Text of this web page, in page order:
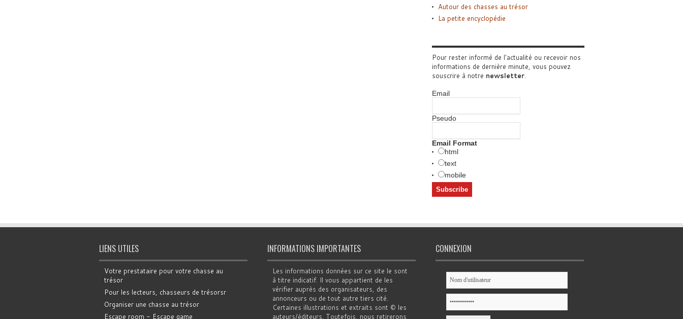
Autour des chasses au trésor
La petite encyclopédie
Pour rester informé de l'actualité ou recevoir nos
informations de dernière minute, vous pouvez
souscrire à notre newsletter.
Email
Pseudo
Email Format
html
text
mobile
LIENS UTILES
Votre prestataire pour votre chasse au
trésor
Pour les lecteurs, chasseurs de trésorsr
Organiser une chasse au trésor
Escape room - Escape game
INFORMATIONS IMPORTANTES
Les informations données sur ce site le sont
à titre indicatif. Il vous appartient de les
vérifier auprès des organisateurs, des
annonceurs ou de tout autre tiers cité.
Certaines illustrations et extraits sont © les
auteurs/éditeurs. Toutefois, nous retirerons
CONNEXION